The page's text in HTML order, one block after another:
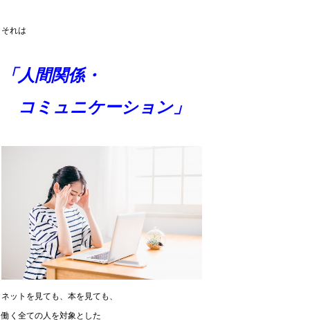
それは
「人間関係・
コミュニケーション」
ネットを見ても、本を見ても、
働く全ての人を対象とした